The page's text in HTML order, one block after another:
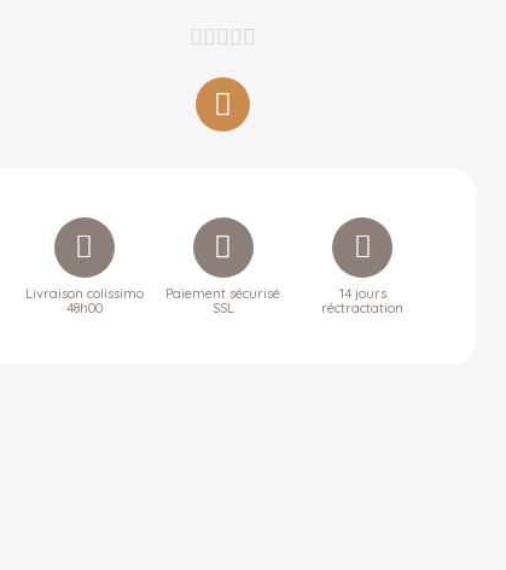
    
Livraison colissimo
48h00
Paiement sécurisé
SSL
14 jours
réctractation